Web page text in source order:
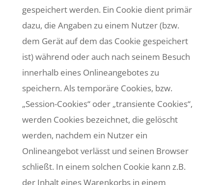
gespeichert werden. Ein Cookie dient primär
dazu, die Angaben zu einem Nutzer (bzw.
dem Gerät auf dem das Cookie gespeichert
ist) während oder auch nach seinem Besuch
innerhalb eines Onlineangebotes zu
speichern. Als temporäre Cookies, bzw.
„Session-Cookies“ oder „transiente Cookies“,
werden Cookies bezeichnet, die gelöscht
werden, nachdem ein Nutzer ein
Onlineangebot verlässt und seinen Browser
schließt. In einem solchen Cookie kann z.B.
der Inhalt eines Warenkorbs in einem